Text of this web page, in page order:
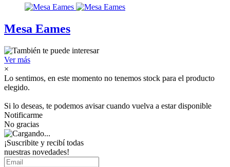
Mesa Eames
Ver más
×
Lo sentimos, en este momento no tenemos stock para el producto
elegido.
Si lo deseas, te podemos avisar cuando vuelva a estar disponible
Notificarme
No gracias
¡Suscribite y recibí todas
nuestras novedades!